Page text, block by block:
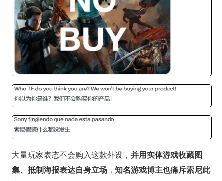
大量玩家表态不会购入这款外设， 并用实体游戏收藏图
集、抵制海报表达自身立场，知名游戏博主也痛斥索尼此